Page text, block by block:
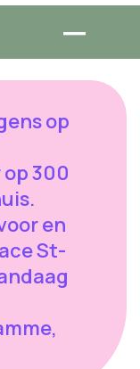
op
300
en
St-